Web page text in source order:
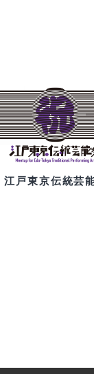
江戸東京伝統芸